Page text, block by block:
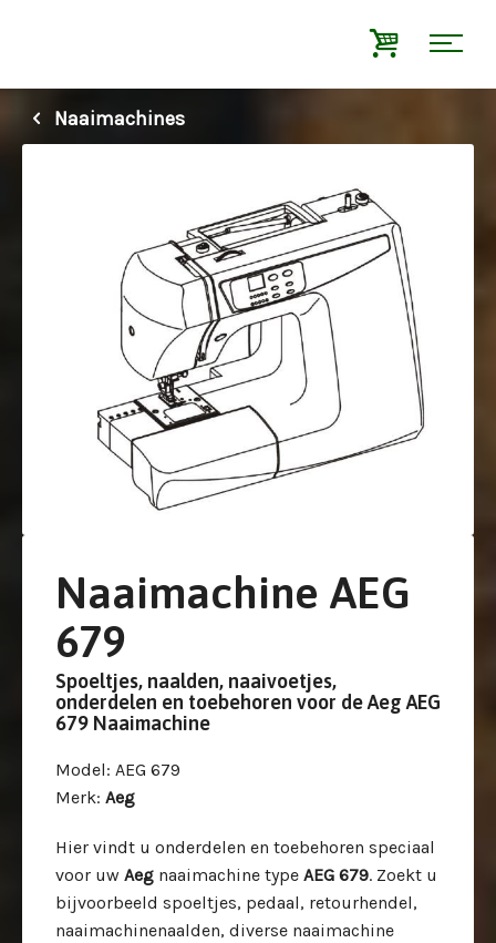
Naaimachines
Naaimachine AEG
679
Spoeltjes, naalden, naaivoetjes,
onderdelen en toebehoren voor de Aeg AEG
679 Naaimachine
Model: AEG 679
Merk: Aeg
Hier vindt u onderdelen en toebehoren speciaal
voor uw Aeg naaimachine type AEG 679. Zoekt u
bijvoorbeeld spoeltjes, pedaal, retourhendel,
naaimachinenaalden, diverse naaimachine